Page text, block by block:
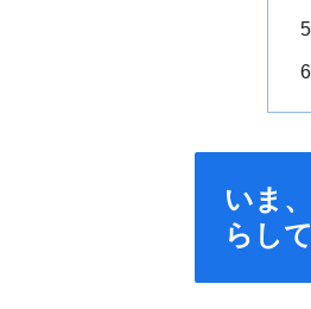
いま
らし